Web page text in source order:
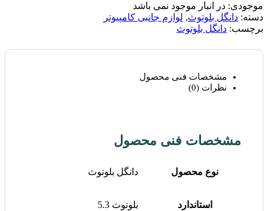
موجودی: در انبار موجود نمی باشد
دسته: دانگل بلوتوث, لوازم جانبی کامپیوتر
برچسب: دانگل بلوتوث
مشخصات فنی محصول
نظرات (0)
مشخصات فنی محصول
نوع محصول دانگل بلوتوث
استاندارد بلوتوث 5.3